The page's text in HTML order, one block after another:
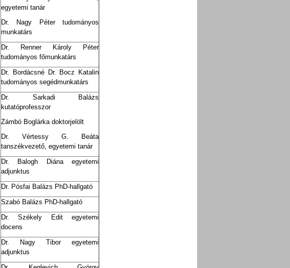
egyetemi tanár
Dr. Nagy Péter tudományos
munkatárs
Dr. Renner Károly Péter
tudományos főmunkatárs
Dr.
Bordácsné Dr. Bocz Katalin
tudományos segédmunkatárs
Dr. Sarkadi Balázs
kutatóprofesszor
Zámbó Boglárka doktorjelölt
Dr. Vértessy G. Beáta
tanszékvezető, egyetemi tanár
Dr. Balogh Diána egyetemi
adjunktus
Dr. Pósfai Balázs PhD-hallgató
Szabó Balázs PhD-hallgató
Dr. Székely Edit egyetemi
docens
Dr. Nagy Tibor egyetemi
adjunktus